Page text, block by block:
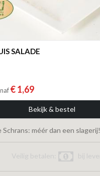
SALADE
€ 1,69
Bekijk & bestel
méér dan een slagerij!